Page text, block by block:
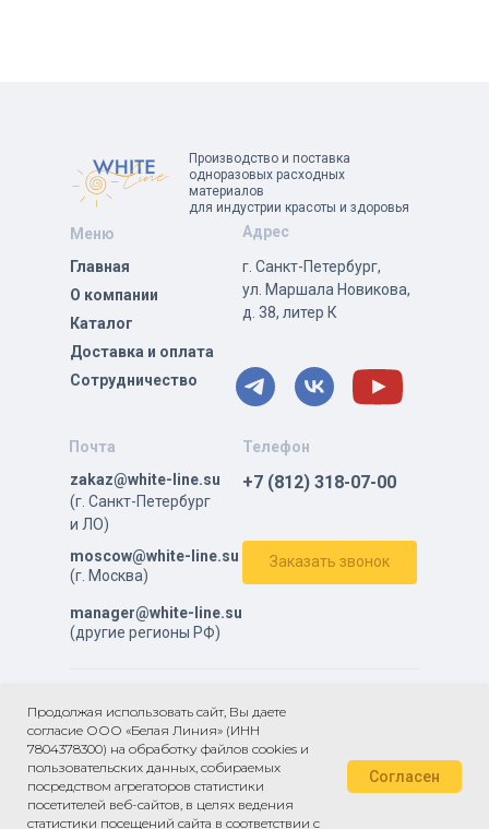
Продолжая использовать сайт, Вы даете
согласие ООО «Белая Линия» (ИНН
7804378300) на обработку файлов cookies и
пользовательских данных, собираемых
посредством агрегаторов статистики
посетителей веб-сайтов, в целях ведения
статистики посещений сайта в соответствии с
Согласен
Производство и поставка
одноразовых расходных
материалов
для индустрии красоты и здоровья
Меню
Почта
Адрес
Телефон
О компании
Каталог
Доставка и оплата
Сотрудничество
г. Санкт-Петербург,
ул. Маршала Новикова,
д. 38, литер К
manager@white-line.su
moscow@white-line.su
(г. Санкт-Петербург
и ЛО)
zakaz@white-line.su
(другие регионы РФ)
+7 (812) 318-07-00
Заказать звонок
(г. Москва)
Политика в отношении обработки персональных данных
Пользовательское
соглашение
Публичный договор оферты
Согласие на обработку персональных
данных
Главная